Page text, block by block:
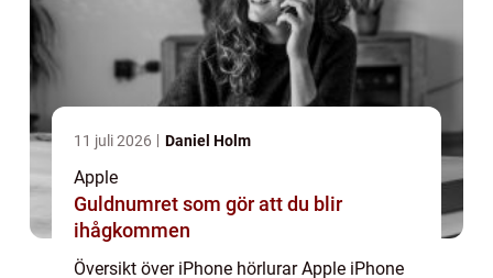
11 juli 2026 Daniel Holm
Apple
Guldnumret som gör att du blir
ihågkommen
Översikt över iPhone hörlurar Apple iPhone